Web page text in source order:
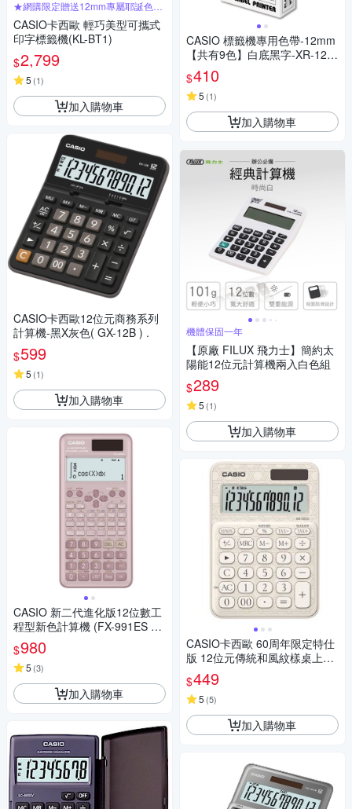
★網購限定贈送12mm專屬耶誕色帶
乙捲★
CASIO卡西歐 輕巧美型可攜式
印字標籤機(KL-BT1)
$2,799
5 (1)
加入購物車
CASIO卡西歐12位元商務系列
計算機-黑X灰色( GX-12B ) .
$599
5 (1)
加入購物車
CASIO 新二代進化版12位數工
程型新色計算機 (FX-991ES PL
US-2-PK)莫蘭迪藕粉紅色
$980
5 (3)
加入購物車
CASIO 標籤機專用色帶-12mm
【共有9色】白底黑字-XR-12W
E1
$410
5 (1)
加入購物車
機體保固一年
【原廠 FILUX 飛力士】簡約太
陽能12位元計算機兩入白色組
$289
5 (1)
加入購物車
CASIO卡西歐 60周年限定特仕
版 12位元傳統和風紋樣桌上型
計算機-竹編白(MS-20UC-JW
E)
$449
5 (5)
加入購物車